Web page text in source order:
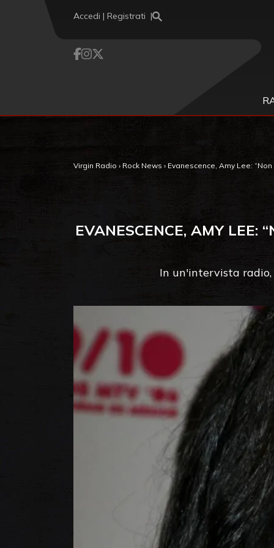
Accedi | Registrati
Virgin Radio › Rock News › Evanescence, Amy Lee:
EVANESCENCE, AMY LEE:
In un'intervista